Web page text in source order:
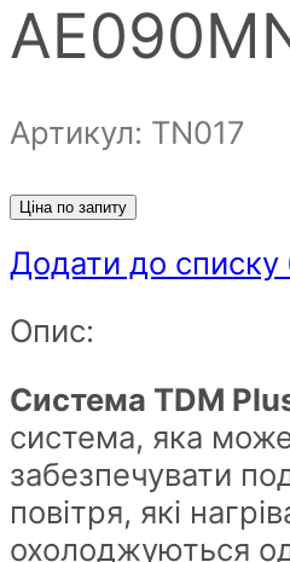
Артикул: ТN017
Ціна по запиту
Додати до
Опис:
Система TDM
система, яка
забезпечувати
повітря, які
охолоджуються